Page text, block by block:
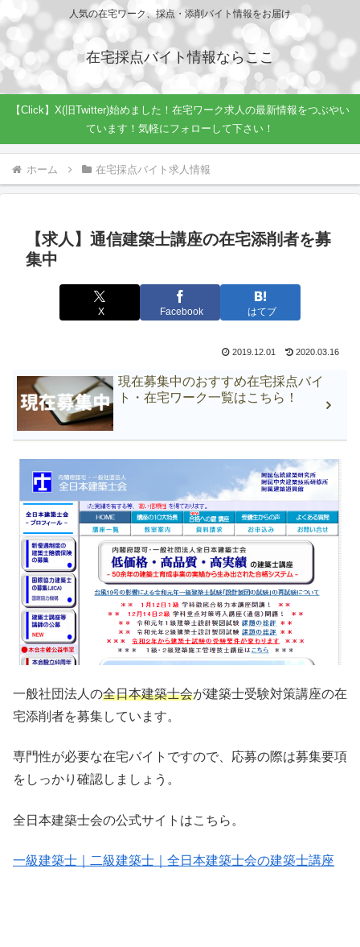
人気の在宅ワーク、採点・添削バイト情報をお届け
在宅採点バイト情報ならここ
【Click】X(旧Twitter)始めました！在宅ワーク求人の最新情報をつぶやい
ています！気軽にフォローして下さい！
ホーム 在宅採点バイト求人情報
【求人】通信建築士講座の在宅添削者を募
集中
X Facebook はてブ
2019.12.01 2020.03.16
現在募集中のおすすめ在宅採点バイ
ト・在宅ワーク一覧はこちら！
一般社団法人の全日本建築士会が建築士受験対策講座の在
宅添削者を募集しています。
専門性が必要な在宅バイトですので、応募の際は募集要項
をしっかり確認しましょう。
全日本建築士会の公式サイトはこちら。
一級建築士｜二級建築士｜全日本建築士会の建築士講座